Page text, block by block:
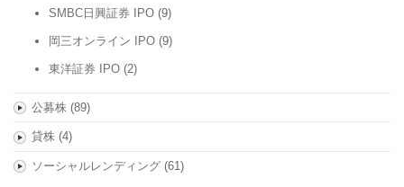
SMBC日興証券 IPO (9)
岡三オンライン IPO (9)
東洋証券 IPO (2)
公募株(89)
貸株(4)
ソーシャルレンディング(61)